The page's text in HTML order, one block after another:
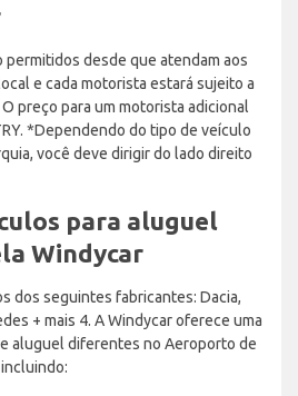
desde que atendam aos
e cada motorista estará sujeito a
preço para um motorista adicional
*Dependendo do tipo de veículo
você deve dirigir do lado direito
para aluguel
Windycar
dos seguintes fabricantes: Dacia,
+ mais 4. A Windycar oferece uma
aluguel diferentes no Aeroporto de